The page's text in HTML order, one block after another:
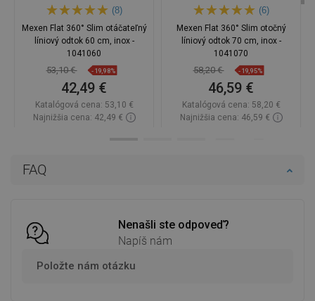
FAQ
Nenašli ste odpoveď?
Napíš nám
Položte nám otázku
(8)
Mexen Flat 360° Slim otáčateľný
líniový odtok 60 cm, inox -
1041060
53,10 € -19,98%
42,49 €
Katalógová cena: 53,10 €
Najnižšia cena: 42,49 €
(6)
Mexen Flat 360° Slim otočný
líniový odtok 70 cm, inox -
1041070
58,20 € -19,95%
46,59 €
Katalógová cena: 58,20 €
Najnižšia cena: 46,59 €